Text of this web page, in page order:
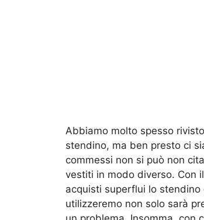
Abbiamo molto spesso
stendino, ma ben presto ci
commessi non si può non
vestiti in modo diverso. Con
acquisti superflui lo stendino
utilizzeremo non solo sarà